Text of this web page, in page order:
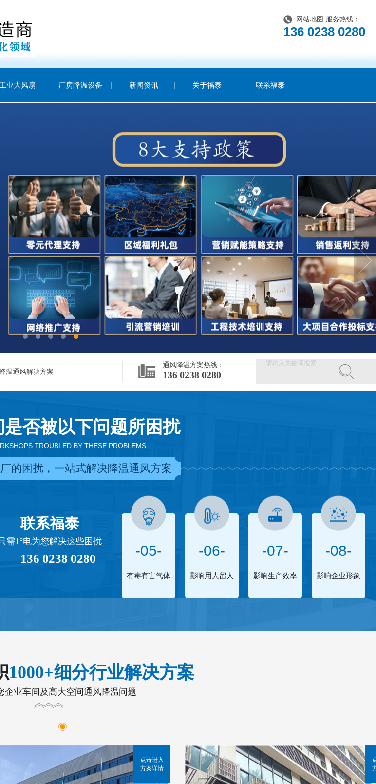
网站地图 -服务热线：
136 0238 0280
工业大风扇 厂房降温设备 新闻资讯 关于福泰 联系福泰
温通风解决方案
通风降温方案热线：
136 0238 0280
否被以下问题所困扰
TROUBLED BY THESE PROBLEMS
的困扰，一站式解决降温通风方案
联系福泰
需1°电为您解决这些困扰
136 0238 0280 -05-
有毒有害气体
-06-
影响用人留人
-07-
影响生产效率
-08-
影响企业形象
1000+细分行业解决方案
企业车间及高大空间通风降温问题
点击进入
方案详情